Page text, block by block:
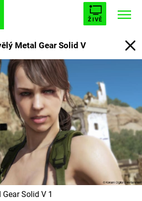
ŽIVĚ
BUFFY, PŘEMOŽITELKA UPÍRŮ
AVENGERS 5
Metal Gear Solid V
Solid V 1